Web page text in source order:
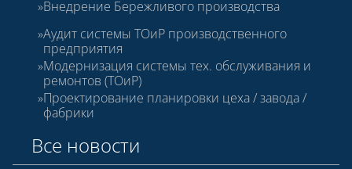
Внедрение Бережливого производства
Аудит системы ТОиР производственного
предприятия
Модернизация системы тех. обслуживания и
ремонтов (ТОиР)
Проектирование планировки цеха / завода /
фабрики
Все новости